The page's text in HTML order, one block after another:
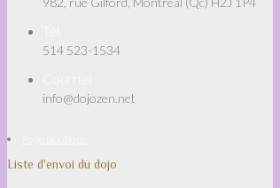
514 523-1534
info@dojozen.net
Liste d'envoi du dojo